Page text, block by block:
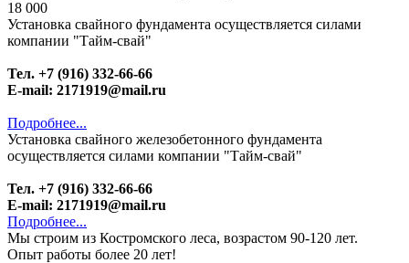
18 000
Установка свайного фундамента осуществляется силами
компании "Тайм-свай"
Тел. +7 (916) 332-66-66
E-mail: 2171919@mail.ru
Подробнее...
Установка свайного железобетонного фундамента
осуществляется силами компании "Тайм-свай"
Тел. +7 (916) 332-66-66
E-mail: 2171919@mail.ru
Подробнее...
Мы строим из Костромского леса, возрастом 90-120 лет.
Опыт работы более 20 лет!